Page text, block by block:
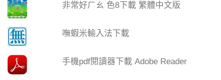
非常好ㄏㄠ 色8下載 繁體中文版
嘸蝦米輸入法下載
手機pdf閱讀器下載 Adobe Reader